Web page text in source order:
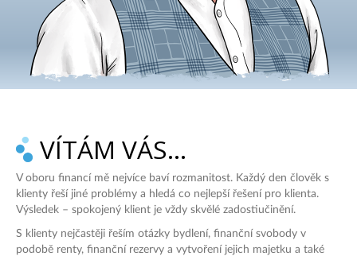
VÍTÁM VÁS…
V oboru financí mě nejvíce baví rozmanitost. Každý den člověk s
klienty řeší jiné problémy a hledá co nejlepší řešení pro klienta.
Výsledek – spokojený klient je vždy skvělé zadostiučinění.
S klienty nejčastěji řeším otázky bydlení, finanční svobody v
podobě renty, finanční rezervy a vytvoření jejich majetku a také